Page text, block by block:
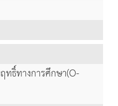
ทธิ์ทางการศึกษา(O-